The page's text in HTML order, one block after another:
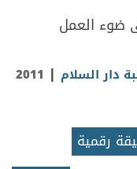
ضوء العمل
دار السلام |
2011
رقمية